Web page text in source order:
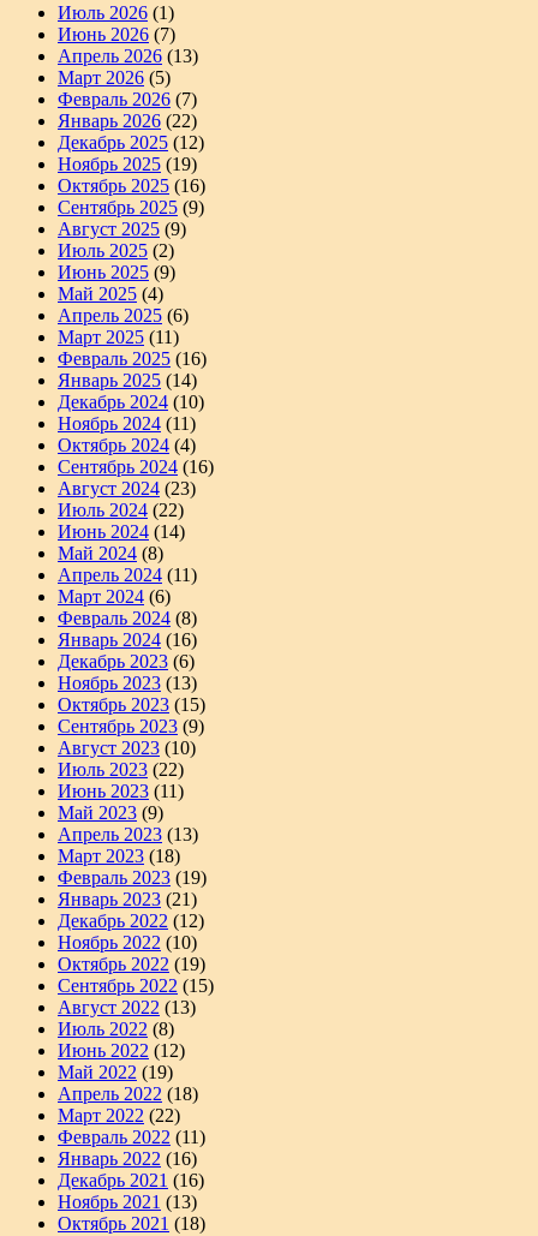
Июль 2026 (1)
Июнь 2026 (7)
Апрель 2026 (13)
Март 2026 (5)
Февраль 2026 (7)
Январь 2026 (22)
Декабрь 2025 (12)
Ноябрь 2025 (19)
Октябрь 2025 (16)
Сентябрь 2025 (9)
Август 2025 (9)
Июль 2025 (2)
Июнь 2025 (9)
Май 2025 (4)
Апрель 2025 (6)
Март 2025 (11)
Февраль 2025 (16)
Январь 2025 (14)
Декабрь 2024 (10)
Ноябрь 2024 (11)
Октябрь 2024 (4)
Сентябрь 2024 (16)
Август 2024 (23)
Июль 2024 (22)
Июнь 2024 (14)
Май 2024 (8)
Апрель 2024 (11)
Март 2024 (6)
Февраль 2024 (8)
Январь 2024 (16)
Декабрь 2023 (6)
Ноябрь 2023 (13)
Октябрь 2023 (15)
Сентябрь 2023 (9)
Август 2023 (10)
Июль 2023 (22)
Июнь 2023 (11)
Май 2023 (9)
Апрель 2023 (13)
Март 2023 (18)
Февраль 2023 (19)
Январь 2023 (21)
Декабрь 2022 (12)
Ноябрь 2022 (10)
Октябрь 2022 (19)
Сентябрь 2022 (15)
Август 2022 (13)
Июль 2022 (8)
Июнь 2022 (12)
Май 2022 (19)
Апрель 2022 (18)
Март 2022 (22)
Февраль 2022 (11)
Январь 2022 (16)
Декабрь 2021 (16)
Ноябрь 2021 (13)
Октябрь 2021 (18)